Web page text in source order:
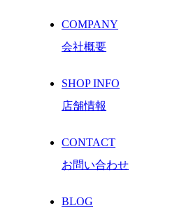
COMPANY
会社概要
SHOP INFO
店舗情報
CONTACT
お問い合わせ
BLOG